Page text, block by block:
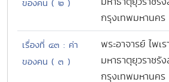
ของคน ( ๒ )
กรุงเทพมหานคร
เรื่องที่ ๔๓ : ค่า
ของคน ( ๓ )
พระอาจารย์ ไพเ
มหาธาตุยุวราชรั
กรุงเทพมหานคร